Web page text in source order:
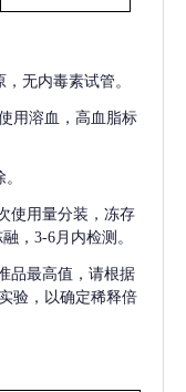
无内毒素试管。
用溶血，高血脂标
使用量分装，冻存
，3-6月内检测。
品最高值，请根据
验，以确定稀释倍